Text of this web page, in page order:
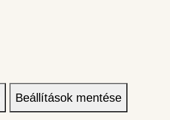
Beállítások mentése